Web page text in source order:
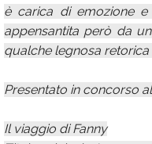
è carica di emozione
appensantita però da
qualche legnosa
Presentato in concorso
Il viaggio di Fanny